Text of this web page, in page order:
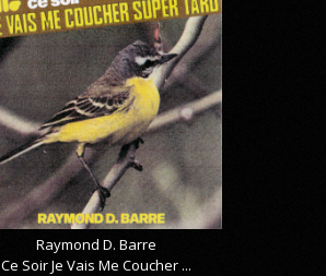
Raymond D. Barre
Ce Soir Je Vais Me Coucher ...